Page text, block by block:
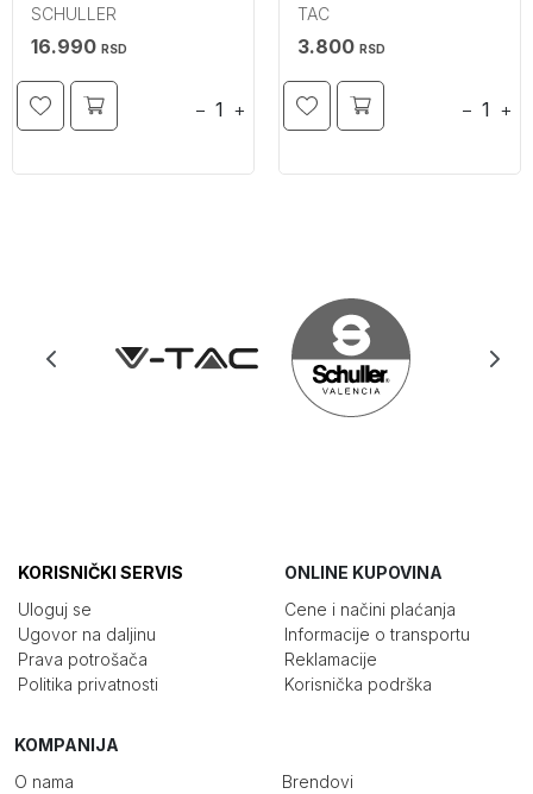
SCHULLER
16.990 RSD
− +
TAC
3.800 RSD
− +
KORISNIČKI SERVIS
Uloguj se
Ugovor na daljinu
Prava potrošača
Politika privatnosti
ONLINE KUPOVINA
Cene i načini plaćanja
Informacije o transportu
Reklamacije
Korisnička podrška
KOMPANIJA
O nama
Brendovi